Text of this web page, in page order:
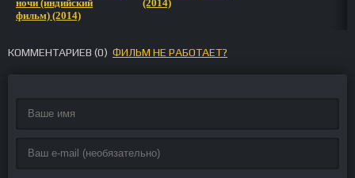
ночи (индийский
фильм) (2014)
(2014)
КОММЕНТАРИЕВ (0) ФИЛЬМ НЕ РАБОТАЕТ?